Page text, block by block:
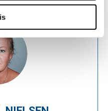
og
kan kombinere disse
har givet dem, eller som
deres tjenester.